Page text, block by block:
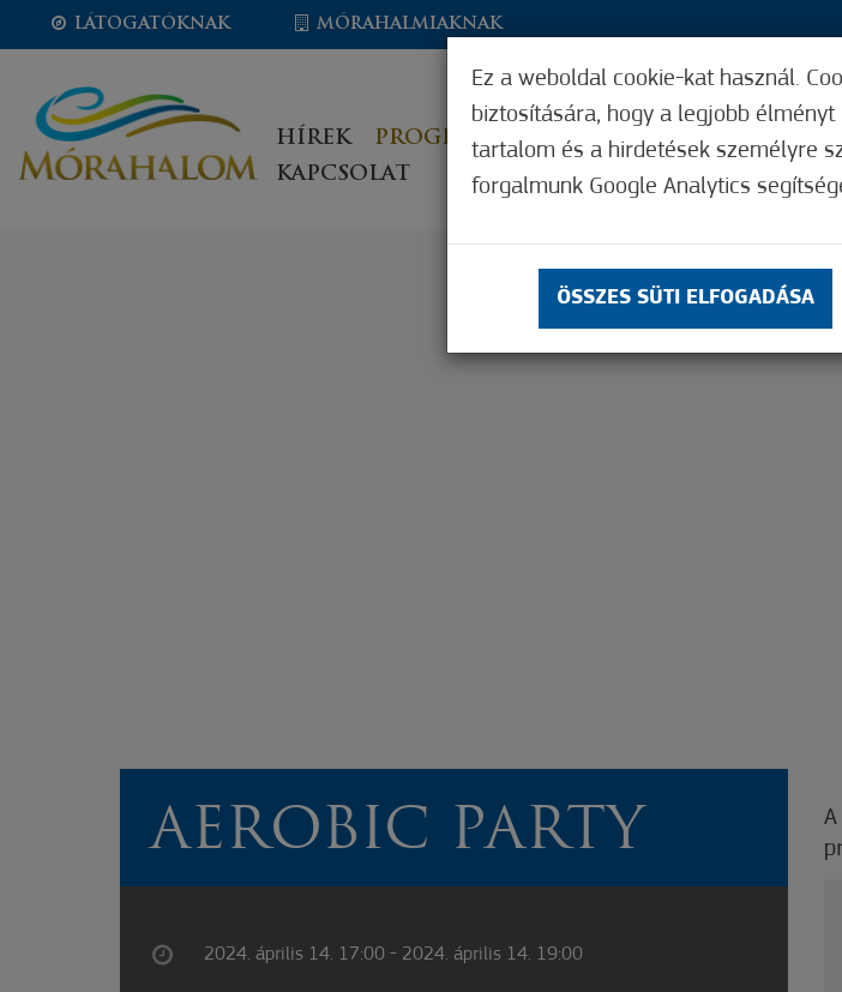
LÁTOGATÓKNAK MÓRAHALMIAKNAK
HÍREK PROGRAMOK ÍGY MŰKÖDIK
KAPCSOLAT
AEROBIC PARTY
2024. április 14. 17:00 - 2024. április 14. 19:00
Ez a weboldal cookie-kat használ.
biztosítására, hogy a legjobb
tartalom és a hirdetések személyre
forgalmunk Google Analytics
ÖSSZES SÜTI ELFOGADÁSA